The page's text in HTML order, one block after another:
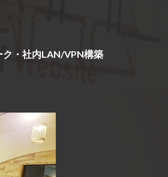
・社内LAN/VPN構築